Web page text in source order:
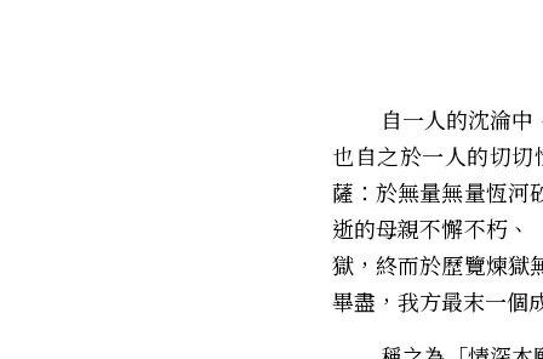
也自之於一人的切切
薩：於無量無量恆河
逝的母親不懈不朽、
獄，終而於歷覽煉獄
畢盡，我方最末一個